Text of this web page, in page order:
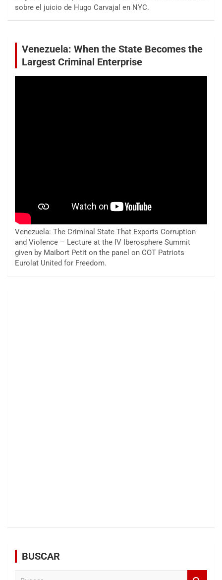
sobre el juicio de Hugo Carvajal en NYC.
Venezuela: When the State Becomes the
Largest Criminal Enterprise
Venezuela: The Criminal State That Exports Corruption
and Violence – Lecture at the IV Iberosphere Summit
given by Maibort Petit on the panel on COT Patriots
Eurolat United for Freedom.
BUSCAR